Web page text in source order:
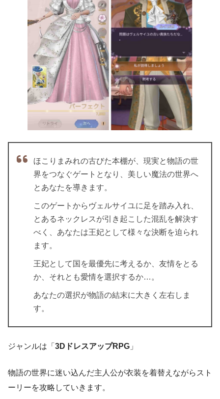
ほこりまみれの古びた本棚が、現実と物語の世
界をつなぐゲートとなり、美しい魔法の世界へ
とあなたを導きます。
このゲートからヴェルサイユに足を踏み入れ、
とあるネックレスが引き起こした混乱を解決す
べく、あなたは王妃として様々な決断を迫られ
ます。
王妃として国を最優先に考えるか、友情をとる
か、それとも愛情を選択するか…。
あなたの選択が物語の結末に大きく左右しま
す。
ジャンルは「 3DドレスアップRPG 」
物語の世界に迷い込んだ主人公が衣装を着替えながらスト
ーリーを攻略していきます。